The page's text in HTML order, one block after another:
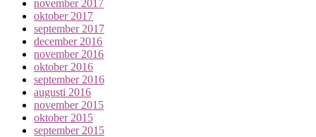
november 2017
oktober 2017
september 2017
december 2016
november 2016
oktober 2016
september 2016
augusti 2016
november 2015
oktober 2015
september 2015